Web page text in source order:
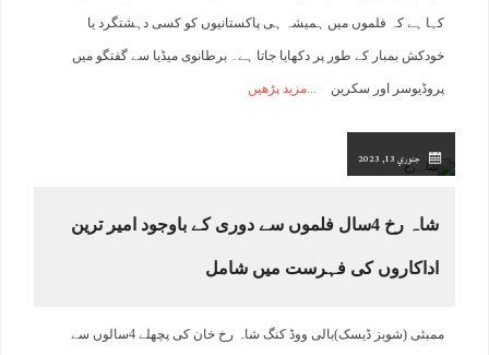
کہا ہے کہ فلموں میں ہمیشہ ہی پاکستانیوں کو کسی دہشتگرد یا
خودکش بمبار کے طور پر دکھایا جاتا ہے۔ برطانوی میڈیا سے گفتگو میں
پروڈیوسر اور سکرین مزید پڑھیں
جنوري 13, 2023
شاہ رخ 4سال فلموں سے دوری کے باوجود امیر ترین
اداکاروں کی فہرست میں شامل
ممبئی (شوبز ڈیسک)بالی ووڈ کنگ شاہ رخ خان کی پچھلے 4سالوں سے